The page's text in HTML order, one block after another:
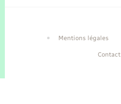
Mentions légales
Contact